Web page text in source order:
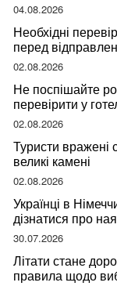
04.08.2026
Необхідні
перед
02.08.2026
Не поспішайте
перевірити у
мандрівниці
02.08.2026
Туристи вражені
великі камені
02.08.2026
Українці в
дізнатися про
30.07.2026
Літати стане
правила щодо